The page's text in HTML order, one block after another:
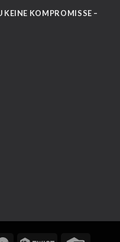
KOMPROMISSE –